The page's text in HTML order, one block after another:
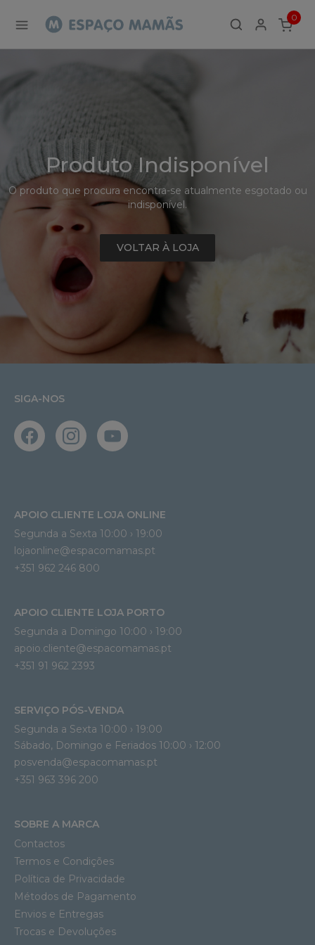
Detalhe
de
Produto
-
Produto
0
ITEMS
Produto Indisponível
O produto que procura encontra-se atualmente esgotado ou
indisponível.
VOLTAR À LOJA
SIGA-NOS
APOIO CLIENTE LOJA ONLINE
Segunda a Sexta 10:00 › 19:00
lojaonline@espacomamas.pt
+351 962 246 800
APOIO CLIENTE LOJA PORTO
Segunda a Domingo 10:00 › 19:00
apoio.cliente@espacomamas.pt
+351 91 962 2393
SERVIÇO PÓS-VENDA
Segunda a Sexta 10:00 › 19:00
Sábado, Domingo e Feriados 10:00 › 12:00
posvenda@espacomamas.pt
+351 963 396 200
SOBRE A MARCA
Contactos
Termos e Condições
Política de Privacidade
Métodos de Pagamento
Envios e Entregas
Trocas e Devoluções